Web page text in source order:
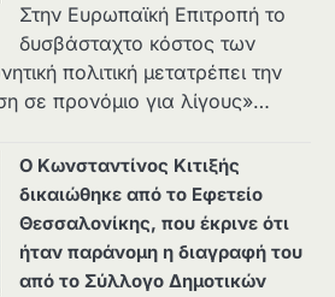
Στην Ευρωπαϊκή Επιτροπή το
δυσβάσταχτο κόστος των
πολιτική μετατρέπει την
σε προνόμιο για λίγους»…
Ο Κωνσταντίνος Κιτιξής
δικαιώθηκε από το Εφετείο
Θεσσαλονίκης, που έκρινε ότι
ήταν παράνομη η διαγραφή του
από το Σύλλογο Δημοτικών